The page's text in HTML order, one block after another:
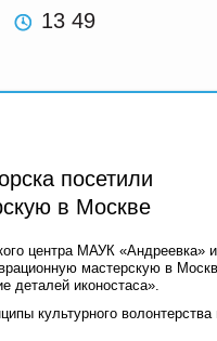
13 49
посетили
в Москве
центра МАУК «Андреевка»
мастерскую в
деталей иконостаса».
культурного волонтерства